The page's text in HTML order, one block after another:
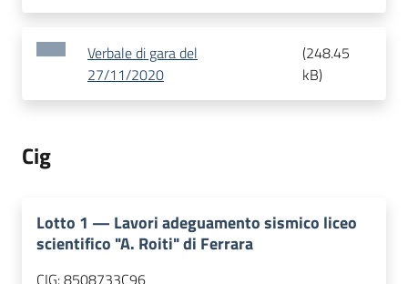
Verbale di gara del
27/11/2020
(248.45
kB)
Cig
Lotto 1 — Lavori adeguamento sismico liceo
scientifico "A. Roiti" di Ferrara
CIG:8508733C96